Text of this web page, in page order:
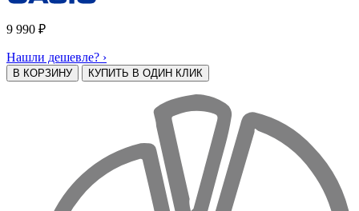
9 990 ₽
Нашли дешевле? ›
В КОРЗИНУ КУПИТЬ В ОДИН КЛИК